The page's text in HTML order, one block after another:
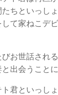
ちといっし
て家ねこデ
お世話され
出会うことに
君といっし